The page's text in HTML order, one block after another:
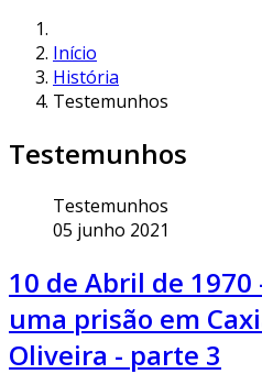
Início
História
Testemunhos
Testemunhos
Testemunhos
05 junho 2021
10 de Abril de
uma prisão em
Oliveira - parte 3